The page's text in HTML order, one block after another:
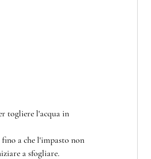
togliere l'acqua in
a che l'impasto non
a sfogliare.